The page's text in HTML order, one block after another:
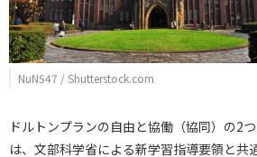
NuN547 / Shutterstock.com
ドルトンプランの自由と協働（協同）の2
は、文部科学省による新学習指導要領と共